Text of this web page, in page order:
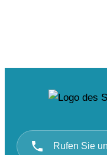
Rufen Sie